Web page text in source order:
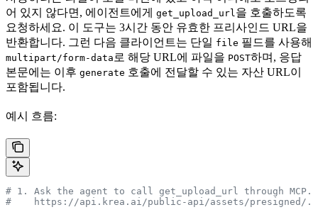
어 있지 않다면, 에이전트에게 get_upload_url을 호출하도록
요청하세요. 이 도구는 3시간 동안 유효한 프리사인드 URL을
반환합니다. 그런 다음 클라이언트는 단일 file 필드를 사용해
multipart/form-data로 해당 URL에 파일을 POST하며, 응답
본문에는 이후 generate 호출에 전달할 수 있는 자산 URL이
포함됩니다.
예시 흐름:
# 1. Ask the agent to call get_upload_url through
#    https://api.krea.ai/public-api/assets/presigned/